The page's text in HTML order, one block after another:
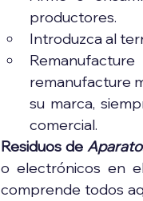
productores.
Introduzca al
remanufacture
su marca,
comercial.
Residuos de
o electrónicos en
comprende todos